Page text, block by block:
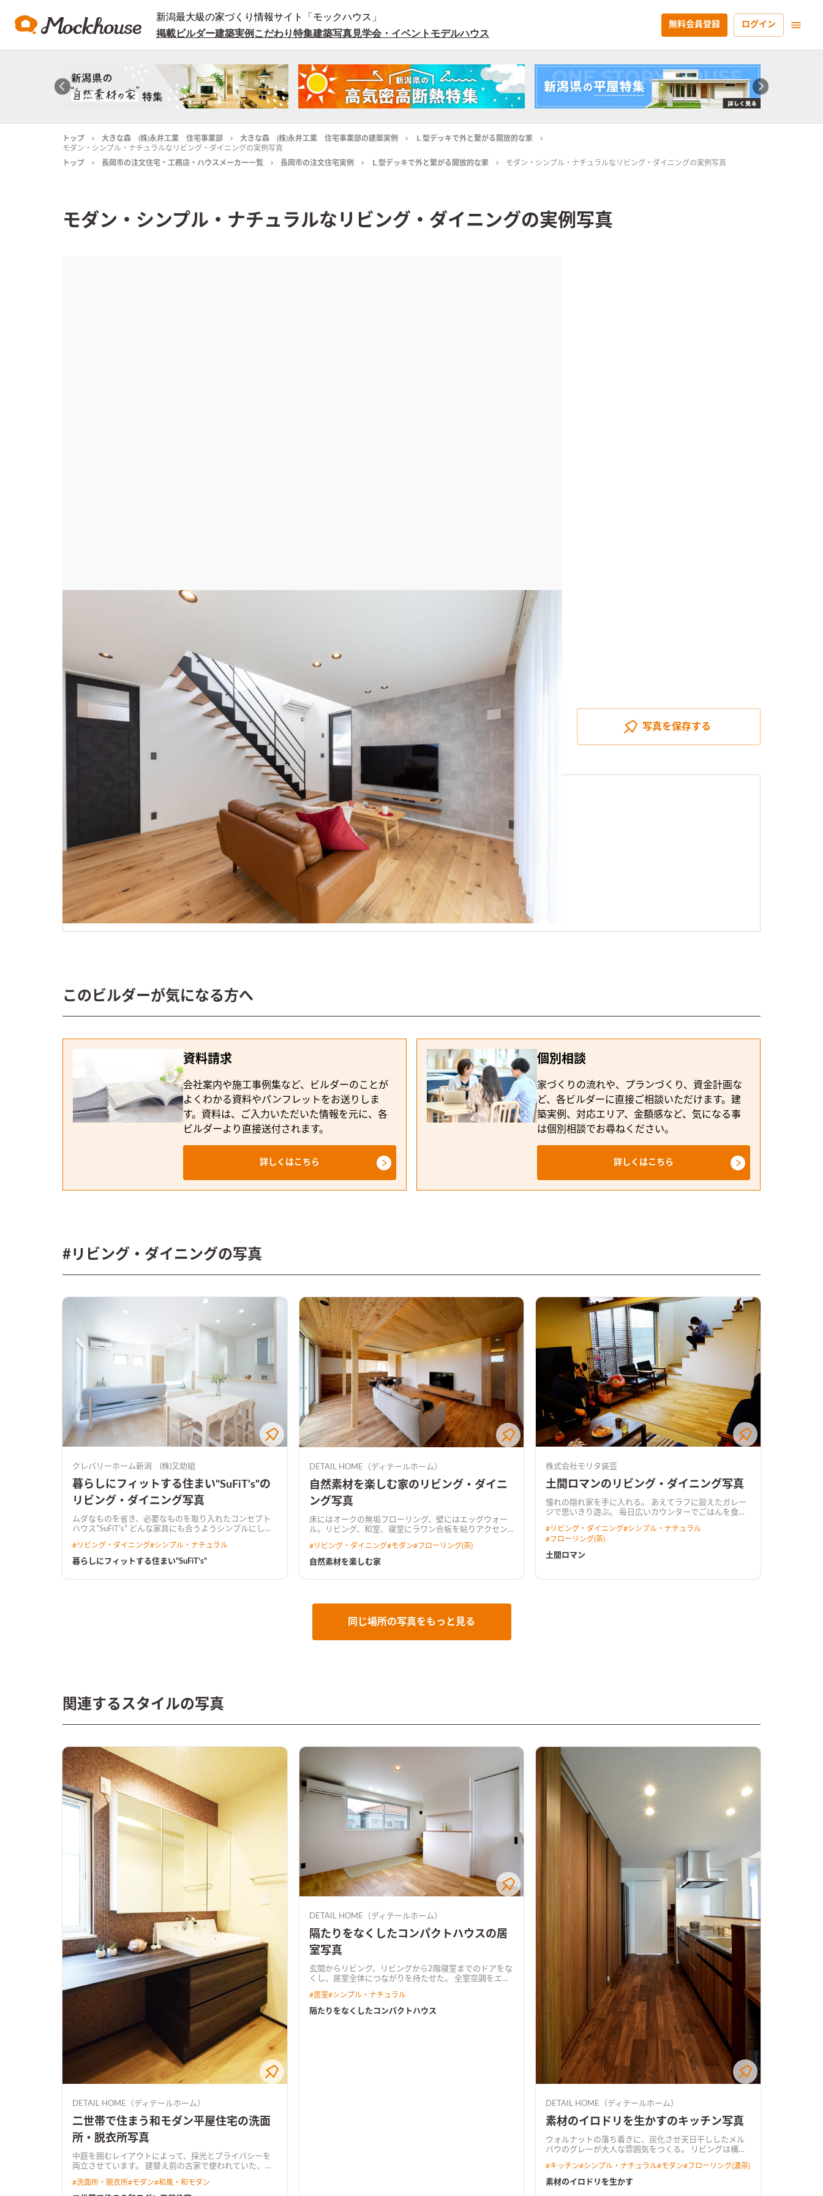
新潟最大級の家づくり情報サイト「モックハウス」
掲載ビルダー建築実例 こだわり特集建築写真見学会・イベント モデルハウス
無料会員登録 ログイン
トップ 大きな森 (株)永井工業 住宅事業部 大きな森 (株)永井工業 住宅事業部の建築実例
Ｌ型デッキで外と繋がる開放的な家
モダン・シンプル・ナチュラルなリビング・ダイニングの実例写真
トップ
長岡市の注文住宅・工務店・ハウスメーカー一覧 長岡市の注文住宅実例 Ｌ型デッキで外と繋がる開放的な家 モダン・シンプル・ナチュラルなリビング・ダイニングの実例写真
モダン・シンプル・ナチュラルなリビング・ダイニングの実例写真
写真を保存する
#リビング・ダイニング
スタイル #モダン #シンプル・ナチュラル
ビルダー 大きな森 (株)永井工業 住宅事業部
建築実例 Ｌ型デッキで外と繋がる開放的な家
このビルダーが気になる方へ
資料請求
会社案内や施工事例集など、ビルダーのことが
よくわかる資料やパンフレットをお送りしま
す。資料は、ご入力いただいた情報を元に、各
ビルダーより直接送付されます。
詳しくはこちら
個別相談
家づくりの流れや、プランづくり、資金計画な
ど、各ビルダーに直接ご相談いただけます。建
築実例、対応エリア、金額感など、気になる事
は個別相談でお尋ねください。
詳しくはこちら
#リビング・ダイニングの写真
クレバリーホーム新潟 (株)又助組
暮らしにフィットする住まい"SuFiT's"の
リビング・ダイニング写真
ムダなものを省き、必要なものを取り入れたコンセプト
ハウス”SuFiT's” どんな家具にも合うようシンプルにした
ス。 使いやすい間取りは時短にも繋がり、家族時間が増
えていきます。
#リビング・ダイニング#シンプル・ナチュラル
暮らしにフィットする住まい"SuFiT's"
DETAIL HOME（ディテールホーム）
自然素材を楽しむ家のリビング・ダイニ
ング写真
床にはオークの無垢フローリング、壁にはエッグウォー
ル。リビング、和室、寝室にラワン合板を貼りアクセン
#リビング・ダイニング#モダン#フローリング(茶)
自然素材を楽しむ家
株式会社モリタ装芸
土間ロマンのリビング・ダイニング写真
憧れの隠れ家を手に入れる。 あえてラフに設えたガレー
ジで思いきり遊ぶ。 毎日広いカウンターでごはんを食
するこだわりの土間で音楽を奏でる。 毎日が少年の頃の
ように楽しいお家です。
#リビング・ダイニング#シンプル・ナチュラル
# フローリング(茶)
土間ロマン
同じ場所の写真をもっと見る
関連するスタイルの写真
DETAIL HOME（ディテールホーム）
二世帯で住まう和モダン平屋住宅の洗面
所・脱衣所写真
中庭を囲むレイアウトによって、採光とプライバシーを
両立させています。 建替え前の古家で使われていた、建
ンとなりました。
#洗面所・脱衣所#モダン#和風・和モダン
DETAIL HOME（ディテールホーム）
隔たりをなくしたコンパクトハウスの居
室写真
玄関からリビング、リビングから2階寝室までのドアをな
くし、居室全体につながりを持たせた。 全室空調をエア
様。 プライバシーを確保するため、吹抜けを通じて2階
南窓からリビングへ採光。 吹抜けにグレーチングを置い
#居室#シンプル・ナチュラル
隔たりをなくしたコンパクトハウス
DETAIL HOME（ディテールホーム）
素材のイロドリを生かすのキッチン写真
ウォルナットの落ち着きに、炭化させ天日干ししたメル
バウのグレーが大人な雰囲気をつくる。 リビングは構造
ォルナット、メルバウ、塗り壁を使用し素材感を大切
に。
#キッチン#シンプル・ナチュラル#モダン#フローリング(濃茶)
素材のイロドリを生かす